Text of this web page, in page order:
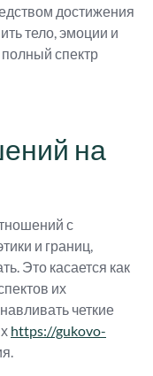
достижения
тело, эмоции и
полный спектр
на
с
и границ,
Это касается как
их
четкие
https://gukovo-